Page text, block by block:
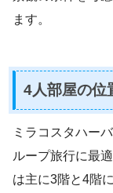
ます。
4人部屋の位
ミラコスタハー
ループ旅行に最
は主に3階と4階